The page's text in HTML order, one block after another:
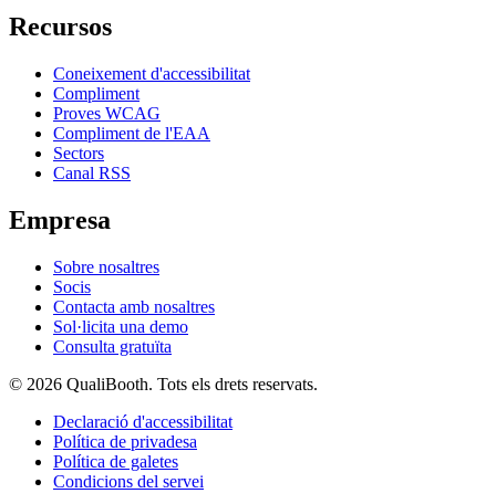
Recursos
Coneixement d'accessibilitat
Compliment
Proves WCAG
Compliment de l'EAA
Sectors
Canal RSS
Empresa
Sobre nosaltres
Socis
Contacta amb nosaltres
Sol·licita una demo
Consulta gratuïta
© 2026 QualiBooth. Tots els drets reservats.
Declaració d'accessibilitat
Política de privadesa
Política de galetes
Condicions del servei